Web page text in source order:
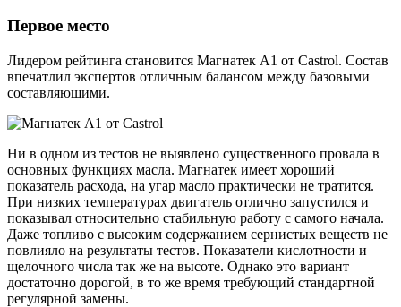
Первое место
Лидером рейтинга становится Магнатек А1 от Castrol. Состав
впечатлил экспертов отличным балансом между базовыми
составляющими.
Ни в одном из тестов не выявлено существенного провала в
основных функциях масла. Магнатек имеет хороший
показатель расхода, на угар масло практически не тратится.
При низких температурах двигатель отлично запустился и
показывал относительно стабильную работу с самого начала.
Даже топливо с высоким содержанием сернистых веществ не
повлияло на результаты тестов. Показатели кислотности и
щелочного числа так же на высоте. Однако это вариант
достаточно дорогой, в то же время требующий стандартной
регулярной замены.